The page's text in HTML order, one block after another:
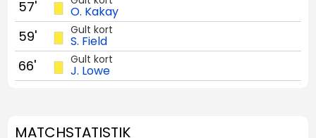
O. Kakay
57'
Gult kort
S. Field
59'
Gult kort
J. Lowe
66'
MATCHSTATISTIK